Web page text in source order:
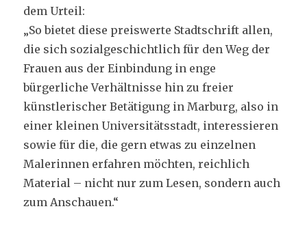
dem Urteil:
„So bietet diese preiswerte Stadtschrift allen,
die sich sozialgeschichtlich für den Weg der
Frauen aus der Einbindung in enge
bürgerliche Verhältnisse hin zu freier
künstlerischer Betätigung in Marburg, also in
einer kleinen Universitätsstadt, interessieren
sowie für die, die gern etwas zu einzelnen
Malerinnen erfahren möchten, reichlich
Material – nicht nur zum Lesen, sondern auch
zum Anschauen.“